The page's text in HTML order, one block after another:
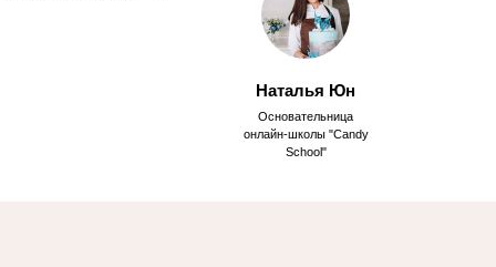
Наталья Юн
Основательница
онлайн-школы "Candy
School"